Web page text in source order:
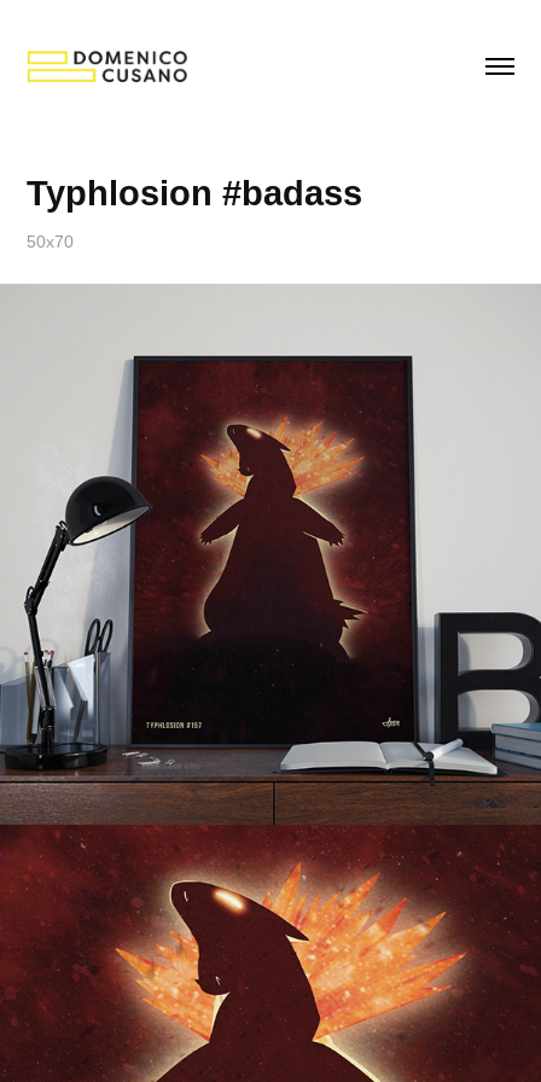
Typhlosion #badass
50x70